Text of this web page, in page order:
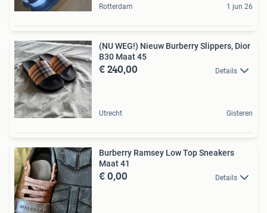
Rotterdam 1 jun 26
(NU WEG!) Nieuw Burberry Slippers, Dior
B30 Maat 45
€ 240,00 Details
Utrecht Gisteren
Burberry Ramsey Low Top Sneakers
Maat 41
€ 0,00 Details